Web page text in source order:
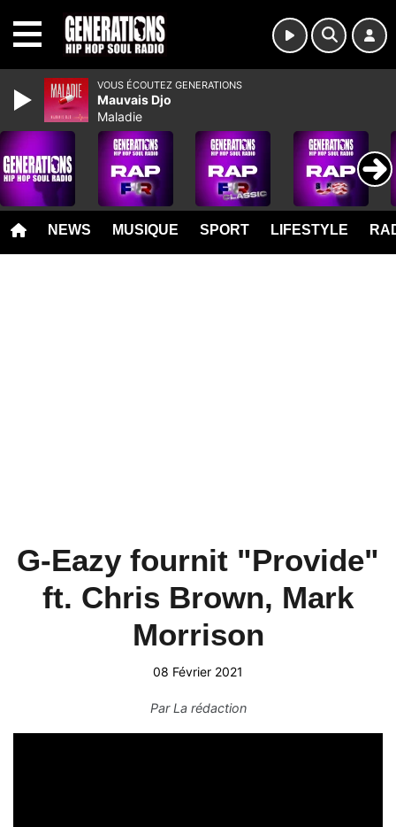
NEWS MUSIQUE SPORT LIFESTYLE
G-Eazy fournit "Provide"
ft. Chris Brown, Mark
Morrison
08 Février 2021
ParLa rédaction
VOUS ÉCOUTEZ GENERATIONS
Mauvais Djo
Maladie